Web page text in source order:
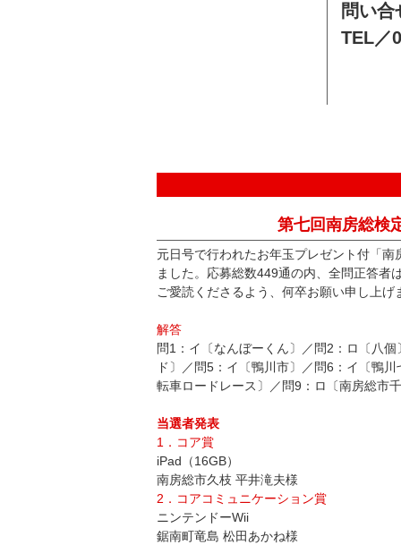
問い
TEL／
第七回南房総検
元日号で行われたお年玉プレゼント付「
ました。応募総数449通の内、全問正答者
ご愛読くださるよう、何卒お願い申し上げ
解答
問1：イ〔なんぼーくん〕／問2：ロ〔八
ド〕／問5：イ〔鴨川市〕／問6：イ〔鴨
転車ロードレース〕／問9：ロ〔南房総市
当選者発表
1．コア賞
iPad（16GB）
南房総市久枝 平井滝夫様
2．コアコミュニケーション賞
ニンテンドーWii
鋸南町竜島 松田あかね様